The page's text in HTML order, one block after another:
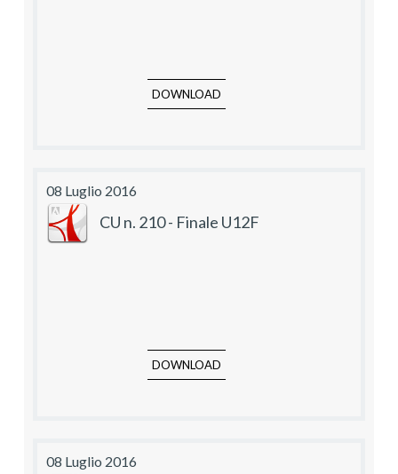
DOWNLOAD
08 Luglio 2016
CU n. 210 - Finale U12F
DOWNLOAD
08 Luglio 2016